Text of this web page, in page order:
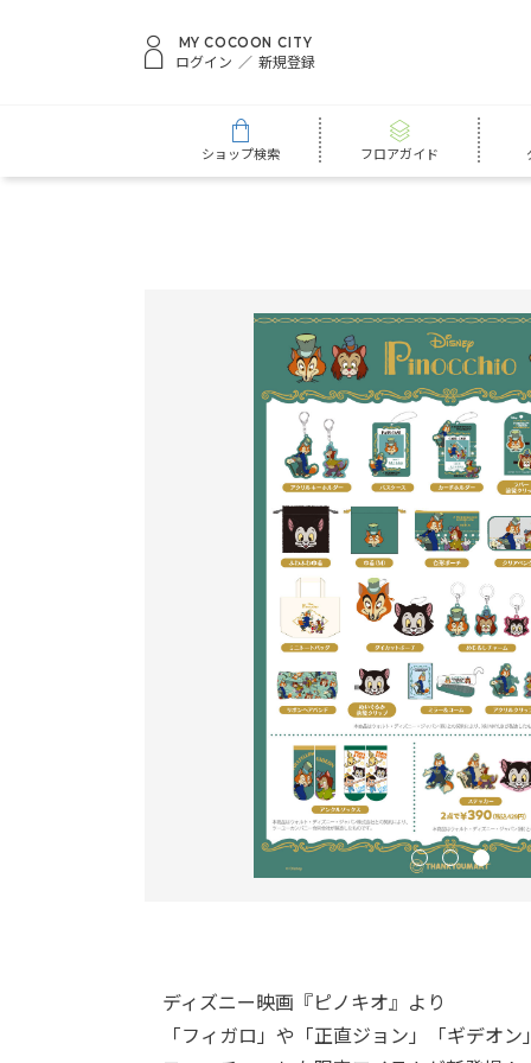
MY COCOON CITY
ログイン 新規登録
ショップ検索 フロアガイド
ディズニー映画『ピノキオ』より
「フィガロ」や「正直ジョン」「ギデオン